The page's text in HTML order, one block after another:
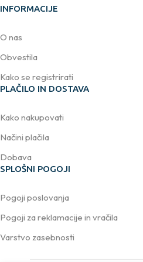
INFORMACIJE
O nas
Obvestila
Kako se registrirati
PLAČILO IN DOSTAVA
Kako nakupovati
Načini plačila
Dobava
SPLOŠNI POGOJI
Pogoji poslovanja
Pogoji za reklamacije in vračila
Varstvo zasebnosti